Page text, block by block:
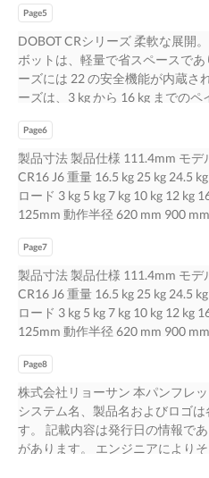
ーラー 193mm I/O ABZインクリ
トローラーま CR12 でのケーブル
±0.03 mm 111.4mm 通信 TCP/IP,
IP54 J5 J4 動作環境 0°から50°C
力 120W 150W 150W 350W
ABSプラスチック R=191 mm J3
www.dobot-robots.com
linkedin.com/company/dobot-
CR16 youtube.com/@dobotarm
1-12 Vort浜松町III 4階 安全で柔
688.5mm 733.5mm 783.5mm
557mm 176.5mm 607mm
1223mm
の SafeSkin を備えた CR シリー
ま を得ることができます。 率を
向上させます。 J4 R=620 mm
すでに複数の業界の大手企業に使
企業に競争上の優位性を提
J3 116.5mm 128.8mm 256.6 mm
オ J5 J4 R=900 mm R=900 mm
積み ビンピッキング ねじ締め 溶
mm 主な特長 J2 J1 簡単なプログ
らゆるバックグラウンドのオペ
ンボックス、マウント、そして
方法でロボットをプログラムす
間未満で簡単な内容です。 CR コ
105mm トゥ・ティーチを使用す
かすだ 日以内）を短縮し、従来
とされ J6 けで設定できます。中
ィカルな る生産停止時間を大幅
ます。 接着 品質検査 研磨 パレッ
116mm R=141 mm J3 122mm そ
輸送 J2 J1 CR7 524mm 574mm
147mm 377mm 147mm 427mm
230mm 116mm 423mm 473mm
795mm
トナーアクセサリーのオープンエ
認証されています。オプション
グ、迅速な設定、柔軟な展開、
し精度が±0.02 mmま ステムは
処理し、より良い結果 SafeSkin
の SafeSkin を備えた CR シリー
ま を得ることができます。 率を
向上させます。 J4 R=620 mm
すでに複数の業界の大手企業に使
企業に競争上の優位性を提
J3 116.5mm 128.8mm 256.6 mm
オ J5 J4 R=900 mm R=900 mm
積み ビンピッキング ねじ締め 溶
mm 主な特長 J2 J1 簡単なプログ
らゆるバックグラウンドのオペ
ンボックス、マウント、そして
方法でロボットをプログラムす
間未満で簡単な内容です。 CR コ
105mm トゥ・ティーチを使用す
かすだ 日以内）を短縮し、従来
とされ J6 けで設定できます。中
ィカルな る生産停止時間を大幅
ます。 接着 品質検査 研磨 パレ
Page5
DOBOT CRシリーズ 柔軟な展開
ボットは、軽量で省スペースで
ーズには 22 の安全機能が内蔵さ
ーズは、3 kg から 16 kg までの
トナーアクセサリーのオープンエ
認証されています。オプションの
グ、迅速な設定、柔軟な展開、安
し精度が±0.02 mmま ステムは、
処理し、より良い結果 SafeSkin
の SafeSkin を備えた CR シリー
ま を得ることができます。 率を
向上させます。 J4 R=620 mm
すでに複数の業界の大手企業に使
企業に競争上の優位性を提
J3 116.5mm 128.8mm 256.6 mm
オ J5 J4 R=900 mm R=900 mm
積み ビンピッキング ねじ締め 溶
mm 主な特長 J2 J1 簡単なプログ
らゆるバックグラウンドのオペ
ンボックス、マウント、そして
方法でロボットをプログラムす
Page6
製品寸法 製品仕様 111.4mm モデ
CR16 J6 重量 16.5 kg 25 kg 24.5
ロード 3 kg 5 kg 7 kg 10 kg 12 kg
125mm 動作半径 620 mm 900
mm 1223 mm R=191 mm 定格電
DC 48V DC 48V DC J3 TCPの最
m/s 3 m/s 127mm J1 ±360° ±360°
mm J2 ±360° ±360° ±360° ±360°
±160° ±160° ±160° ±160° ±160°
±360° ±360° J6 ±360° ±360°
180°/s 180°/s 180°/s 120°/s 120°/
度 J3/J4/J5/J6 180°/s 180°/s 180°/s
ンドエフェクタI/O DI/DO/AI 2
ーフェース AO 0 125mm 通信イ
R=191 mm J3 DI 16 127mm DO/
Page7
製品寸法 製品仕様 111.4mm モデ
CR16 J6 重量 16.5 kg 25 kg 24.5
ロード 3 kg 5 kg 7 kg 10 kg 12 kg
125mm 動作半径 620 mm 900
mm 1223 mm R=191 mm 定格電
DC 48V DC 48V DC J3 TCPの最
m/s 3 m/s 127mm J1 ±360° ±360°
mm J2 ±360° ±360° ±360° ±360°
±160° ±160° ±160° ±160° ±160°
Page8
株式会社リョーサン 本パンフレ
システム名、製品名およびロゴ
す。 記載内容は発行日の情報で
があります。 エンジニアにより